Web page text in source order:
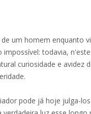
um homem enquanto
impossível: todavia,
curiosidade e avidez
pode já hoje julga-